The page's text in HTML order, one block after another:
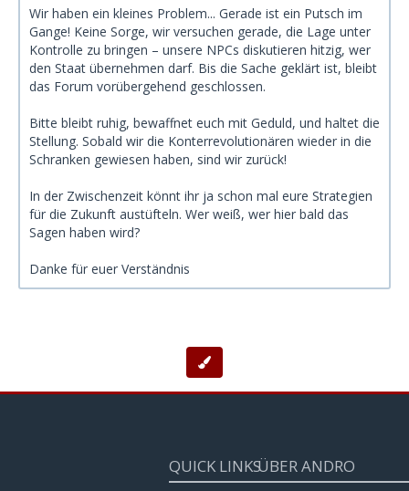
Wir haben ein kleines Problem... Gerade ist ein Putsch im
Gange! Keine Sorge, wir versuchen gerade, die Lage unter
Kontrolle zu bringen – unsere NPCs diskutieren hitzig, wer
den Staat übernehmen darf. Bis die Sache geklärt ist, bleibt
das Forum vorübergehend geschlossen.
Bitte bleibt ruhig, bewaffnet euch mit Geduld, und haltet die
Stellung. Sobald wir die Konterrevolutionären wieder in die
Schranken gewiesen haben, sind wir zurück!
In der Zwischenzeit könnt ihr ja schon mal eure Strategien
für die Zukunft austüfteln. Wer weiß, wer hier bald das
Sagen haben wird?
Danke für euer Verständnis
QUICK LINKSÜBER ANDRO